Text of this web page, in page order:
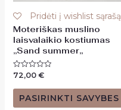
Pridėti į wishlist sąrašą
Moteriškas muslino
laisvalaikio kostiumas
,,Sand summer,,
Įvertinimas:
iš
72,00 €
PASIRINKTI SAVYBES